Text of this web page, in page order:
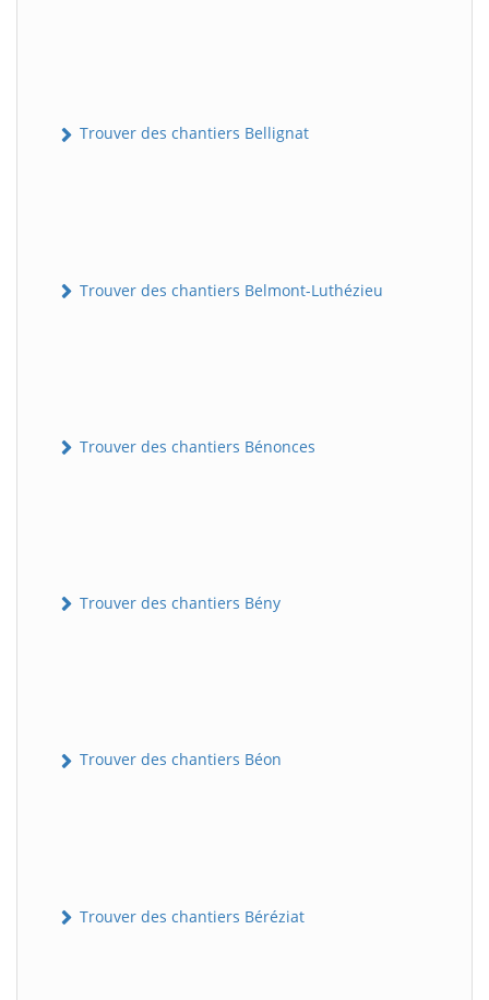
Trouver des chantiers Bellignat
Trouver des chantiers Belmont-Luthézieu
Trouver des chantiers Bénonces
Trouver des chantiers Bény
Trouver des chantiers Béon
Trouver des chantiers Béréziat